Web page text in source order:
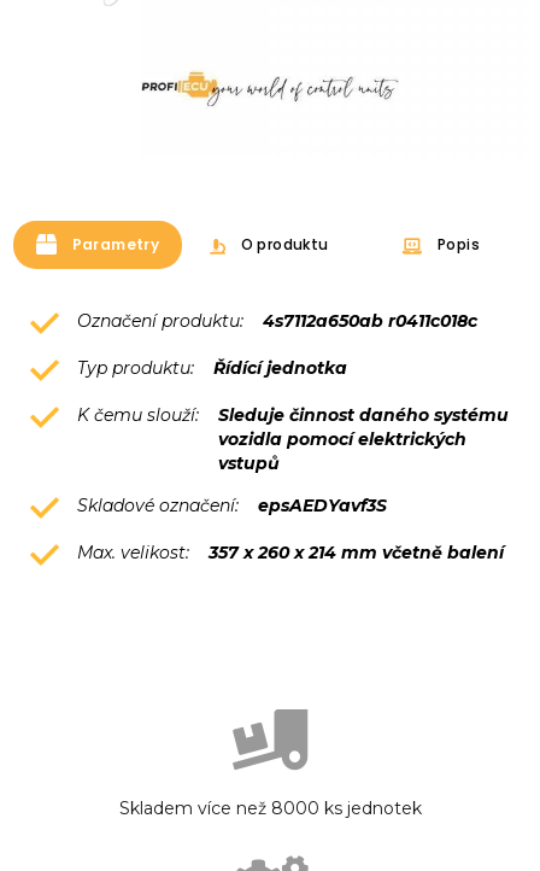
Parametry O produktu Popis
Označení produktu: 4s7112a650ab r0411c018c
Typ produktu: Řídící jednotka
K čemu slouží:
Sleduje činnost daného systému
vozidla pomocí elektrických
vstupů
Skladové označení:
epsAEDYavf3S
Max. velikost: 357 x 260 x 214 mm včetně balení
Skladem více než 8000 ks jednotek